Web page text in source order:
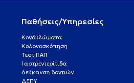
Παθήσεις/Υπηρεσίες
Κονδυλώματα
Κολονοσκόπηση
Τεστ ΠΑΠ
Γαστρεντερίτιδα
Λεύκανση δοντιών
ΔΕΠΥ